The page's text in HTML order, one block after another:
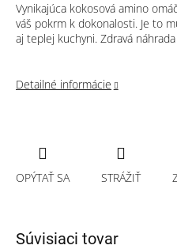
Vynikajúca kokosová amino
váš pokrm k dokonalosti. Je to
aj teplej kuchyni. Zdravá
Detailné informácie
OPÝTAŤ SA STRÁŽIŤ
Súvisiaci tovar